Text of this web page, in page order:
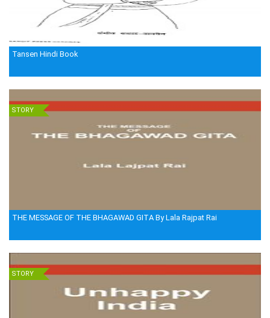
Tansen Hindi Book
STORY
THE MESSAGE OF THE BHAGAWAD GITA By Lala Rajpat Rai
STORY